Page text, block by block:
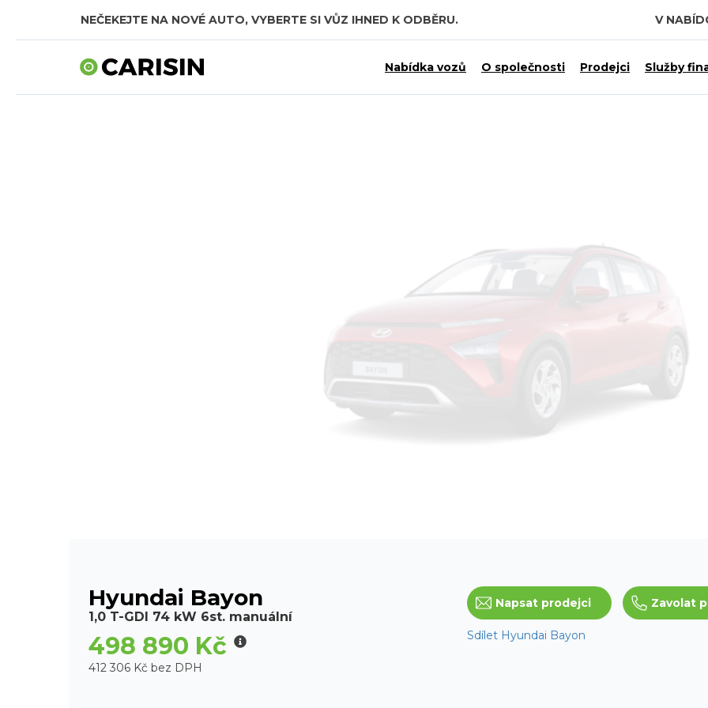
NEČEKEJTE NA NOVÉ AUTO, VYBERTE SI VŮZ IHNED K ODBĚRU. V
Nabídka vozů O společnosti Prodejci Služby
Hyundai Bayon
1,0 T-GDI 74 kW 6st. manuální
498 890 Kč
412 306 Kč bez DPH
Napsat prodejci Zavolat
Sdílet Hyundai Bayon